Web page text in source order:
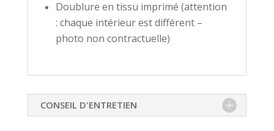
Doublure en tissu imprimé (attention
: chaque intérieur est différent –
photo non contractuelle)
CONSEIL D'ENTRETIEN